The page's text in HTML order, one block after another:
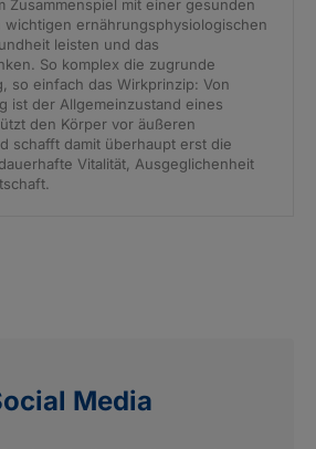
Zusammenspiel mit einer gesunden
wichtigen ernährungsphysiologischen
leisten und das
So komplex die zugrunde
so einfach das Wirkprinzip: Von
ist der Allgemeinzustand eines
den Körper vor äußeren
schafft damit überhaupt erst die
Vitalität, Ausgeglichenheit
Media